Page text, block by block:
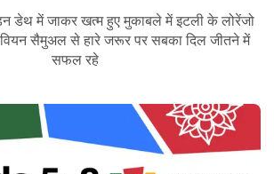
डेथ में जाकर खत्म हुए मुकाबले में इटली के लोरेंजो
सैमुअल से हारे जरूर पर सबका दिल जीतने में
सफल रहे